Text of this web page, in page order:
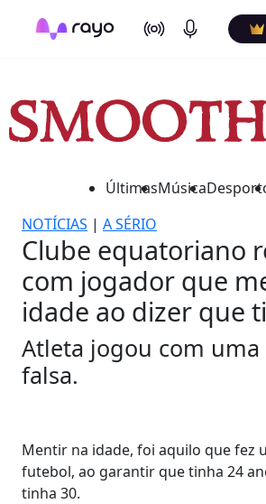
On Air Podcasts
ÚltimasMúsica
NOTÍCIAS | A SÉRIO
Clube equatoriano
com jogador que
idade ao dizer que
Atleta jogou com
falsa.
Mentir na idade, foi aquilo que fez
futebol, ao garantir que tinha 24
tinha 30.